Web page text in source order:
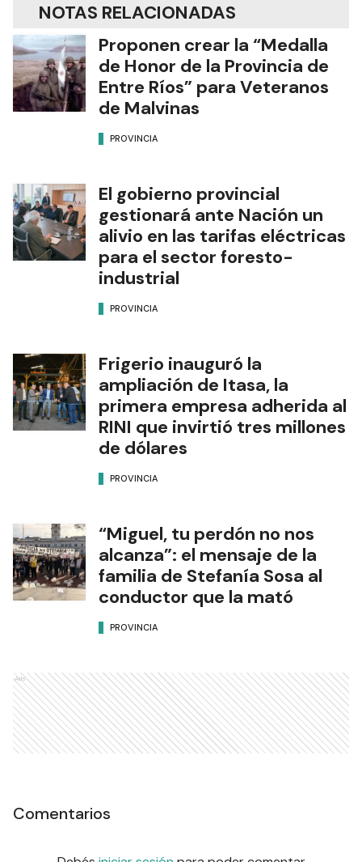
NOTAS RELACIONADAS
Proponen crear la “Medalla
de Honor de la Provincia de
Entre Ríos” para Veteranos
de Malvinas
PROVINCIA
El gobierno provincial
gestionará ante Nación un
alivio en las tarifas eléctricas
para el sector foresto-
industrial
PROVINCIA
Frigerio inauguró la
ampliación de Itasa, la
primera empresa adherida al
RINI que invirtió tres millones
de dólares
PROVINCIA
“Miguel, tu perdón no nos
alcanza”: el mensaje de la
familia de Stefanía Sosa al
conductor que la mató
PROVINCIA
Ads
Comentarios